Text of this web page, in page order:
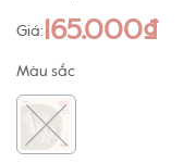
Giá: 165.000₫
Màu sắc